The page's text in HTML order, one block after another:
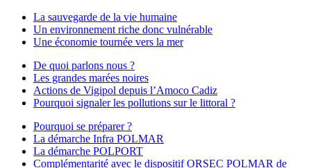
La sauvegarde de la vie humaine
Un environnement riche donc vulnérable
Une économie tournée vers la mer
De quoi parlons nous ?
Les grandes marées noires
Actions de Vigipol depuis l’Amoco Cadiz
Pourquoi signaler les pollutions sur le littoral ?
Pourquoi se préparer ?
La démarche Infra POLMAR
La démarche POLPORT
Complémentarité avec le dispositif ORSEC POLMAR de